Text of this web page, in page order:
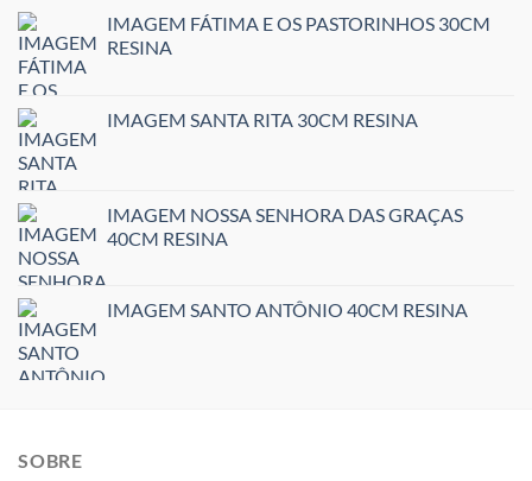
IMAGEM FÁTIMA E OS PASTORINHOS 30CM
RESINA
IMAGEM SANTA RITA 30CM RESINA
IMAGEM NOSSA SENHORA DAS GRAÇAS
40CM RESINA
IMAGEM SANTO ANTÔNIO 40CM RESINA
SOBRE